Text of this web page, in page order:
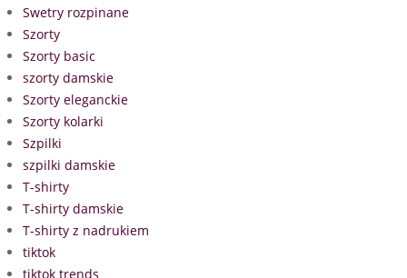
Swetry rozpinane
Szorty
Szorty basic
szorty damskie
Szorty eleganckie
Szorty kolarki
Szpilki
szpilki damskie
T-shirty
T-shirty damskie
T-shirty z nadrukiem
tiktok
tiktok trends